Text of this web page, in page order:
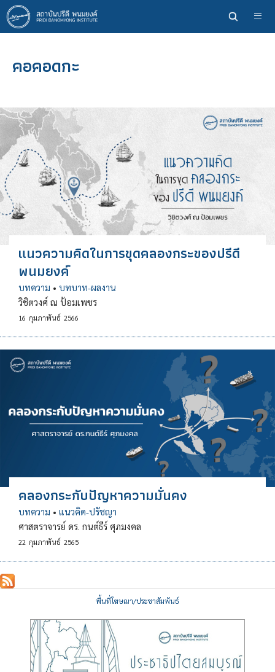
ข้าม
ไป
ยัง
หลักคอคอดกะ
แนวความคิดในการขุดคลองกระของปรีดี
พนมยงค์
บทความ • บทบาท-ผลงาน
วิชิตวงศ์ ณ ป้อมเพชร
16 กุมภาพันธ์ 2566
คลองกระกับปัญหาความมั่นคง
บทความ • แนวคิด-ปรัชญา
ศาสตราจารย์ ดร. กนต์ธีร์ ศุภมงคล
22 กุมภาพันธ์ 2565
พื้นที่โฆษณา/ประชาสัมพันธ์